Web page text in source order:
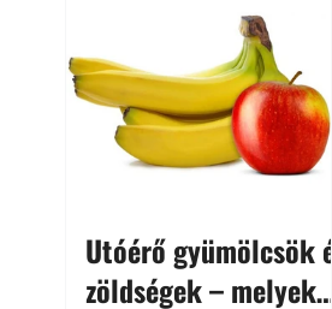
kertészkedés sokak számára
kikapcsolódást és feltöltődést
is jelent.
Utóérő gyümölcsök és
zöldségek – melyek